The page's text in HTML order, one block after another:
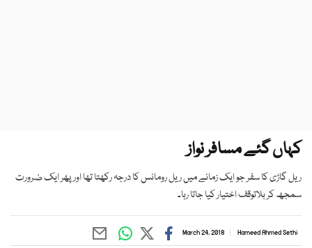
کہاں گئے مسافر نواز
ریل گاڑی کا سفر جو ایک زمانے میں ریل رومانس کا درجہ رکھتا تھا اور پھر ایک ضرورت
سمجھ کر بلاتوقف اختیار کیا جاتا رہا۔
Hameed Ahmed Sethi
March 24, 2018